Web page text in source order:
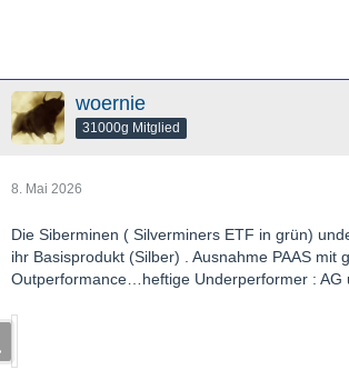
woernie
31000g Mitglied
8. Mai 2026
Die Siberminen ( Silverminers ETF in grün)
ihr Basisprodukt (Silber) . Ausnahme PAAS mit
Outperformance…heftige Underperformer : AG